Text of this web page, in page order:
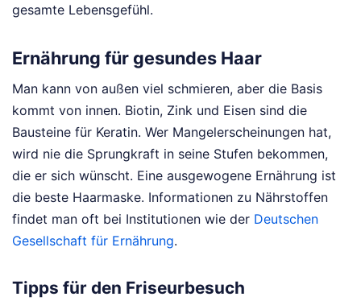
gesamte Lebensgefühl.
Ernährung für gesundes Haar
Man kann von außen viel schmieren, aber die Basis
kommt von innen. Biotin, Zink und Eisen sind die
Bausteine für Keratin. Wer Mangelerscheinungen hat,
wird nie die Sprungkraft in seine Stufen bekommen,
die er sich wünscht. Eine ausgewogene Ernährung ist
die beste Haarmaske. Informationen zu Nährstoffen
findet man oft bei Institutionen wie der Deutschen
Gesellschaft für Ernährung.
Tipps für den Friseurbesuch